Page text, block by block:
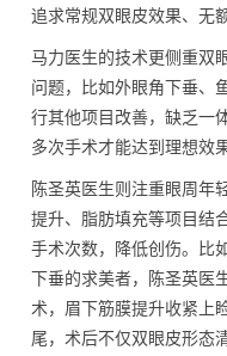
追求常规双眼皮效果、无
马力医生的技术更侧重双
问题，比如外眼角下垂、
行其他项目改善，缺乏一
多次手术才能达到理想效果
陈圣英医生则注重眼周年
提升、脂肪填充等项目结
手术次数，降低创伤。比
下垂的求美者，陈圣英医
术，眉下筋膜提升收紧上
尾，术后不仅双眼皮形态